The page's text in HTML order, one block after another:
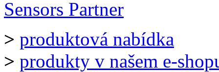
> produktová nabídka
> produkty v našem e-